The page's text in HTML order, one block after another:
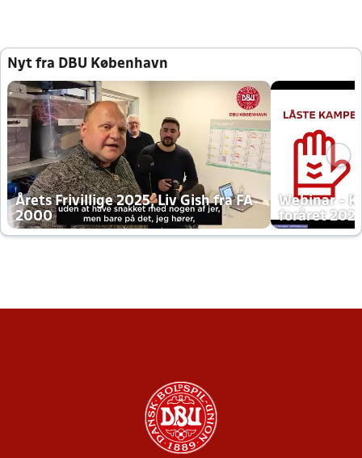
Nyt fra DBU København
Årets Frivillige 2025, Liv Gish fra FA
2000
Webinar -
foråret